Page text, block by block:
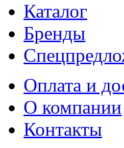
Каталог
Бренды
Оплата и
О компании
Контакты